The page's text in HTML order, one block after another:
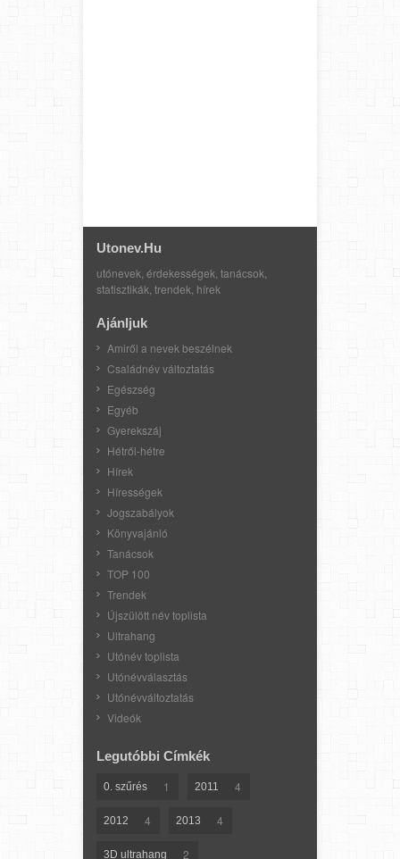
Utonev.hu
utónevek, érdekességek, tanácsok,
statisztikák, trendek, hírek
Ajánljuk
Amiről a nevek beszélnek
Családnév változtatás
Egészség
Egyéb
Gyerekszáj
Hétről-hétre
Hírek
Hírességek
Jogszabályok
Könyvajánló
Tanácsok
TOP 100
Trendek
Újszülött név toplista
Ultrahang
Utónév toplista
Utónévválasztás
Utónévváltoztatás
Videók
Legutóbbi Címkék
0. szűrés 1 2011 4
2012 4 2013 4
3D ultrahang 2